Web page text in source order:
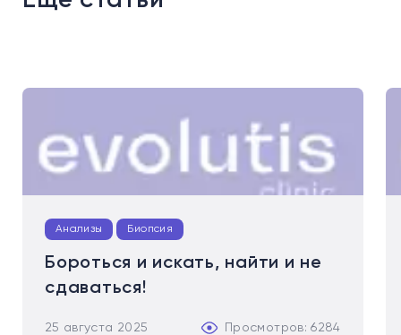
Анализы Биопсия
Бороться и искать, найти и не
сдаваться!
25 августа 2025 Просмотров: 6284